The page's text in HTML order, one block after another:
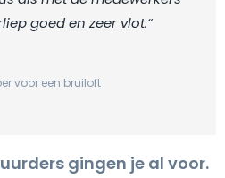
goed en zeer vlot.“
voor een bruiloft
gingen je al voor.